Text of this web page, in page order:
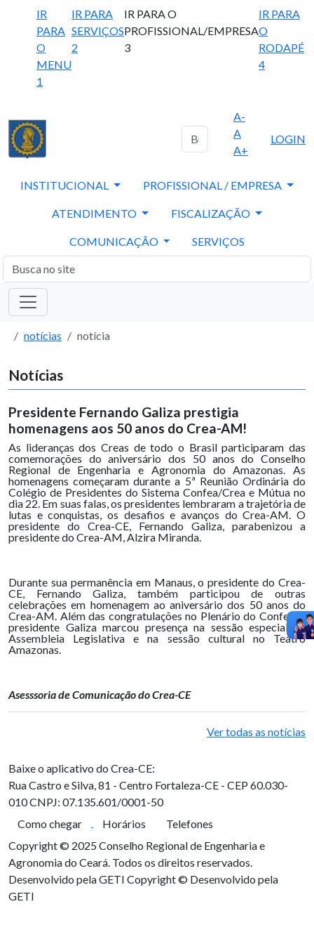
IR
PARA
O
MENU
1
IR PARA
SERVIÇOS
2
IR PARA O
PROFISSIONAL/EMPRESA
3
IR PARA
O
RODAPÉ
4
A-
A
A+
LOGIN
INSTITUCIONAL PROFISSIONAL / EMPRESA
ATENDIMENTO FISCALIZAÇÃO
COMUNICAÇÃO SERVIÇOS
notícias notícia
Notícias
Presidente Fernando Galiza prestigia
homenagens aos 50 anos do Crea-AM!
As lideranças dos Creas de todo o Brasil participaram das
comemorações do aniversário dos 50 anos do Conselho
Regional de Engenharia e Agronomia do Amazonas. As
homenagens começaram durante a 5ª Reunião Ordinária do
Colégio de Presidentes do Sistema Confea/Crea e Mútua no
dia 22. Em suas falas, os presidentes lembraram a trajetória de
lutas e conquistas, os desafios e avanços do Crea-AM. O
presidente do Crea-CE, Fernando Galiza, parabenizou a
presidente do Crea-AM, Alzira Miranda.
Durante sua permanência em Manaus, o presidente do Crea-
CE, Fernando Galiza, também participou de outras
celebrações em homenagem ao aniversário dos 50 anos do
Crea-AM. Além das congratulações no Plenário do Confea, o
presidente Galiza marcou presença na sessão especial na
Assembleia Legislativa e na sessão cultural no Teatro
Amazonas.
Asesssoria de Comunicação do Crea-CE
Ver todas as notícias
Baixe o aplicativo do Crea-CE:
Rua Castro e Silva, 81 - Centro Fortaleza-CE - CEP 60.030-
010CNPJ: 07.135.601/0001-50
Como chegar
Horários
Telefones
Copyright © 2025 Conselho Regional de Engenharia e
Agronomia do Ceará. Todos os direitos reservados.
Desenvolvido pela GETI Copyright © Desenvolvido pela
GETI